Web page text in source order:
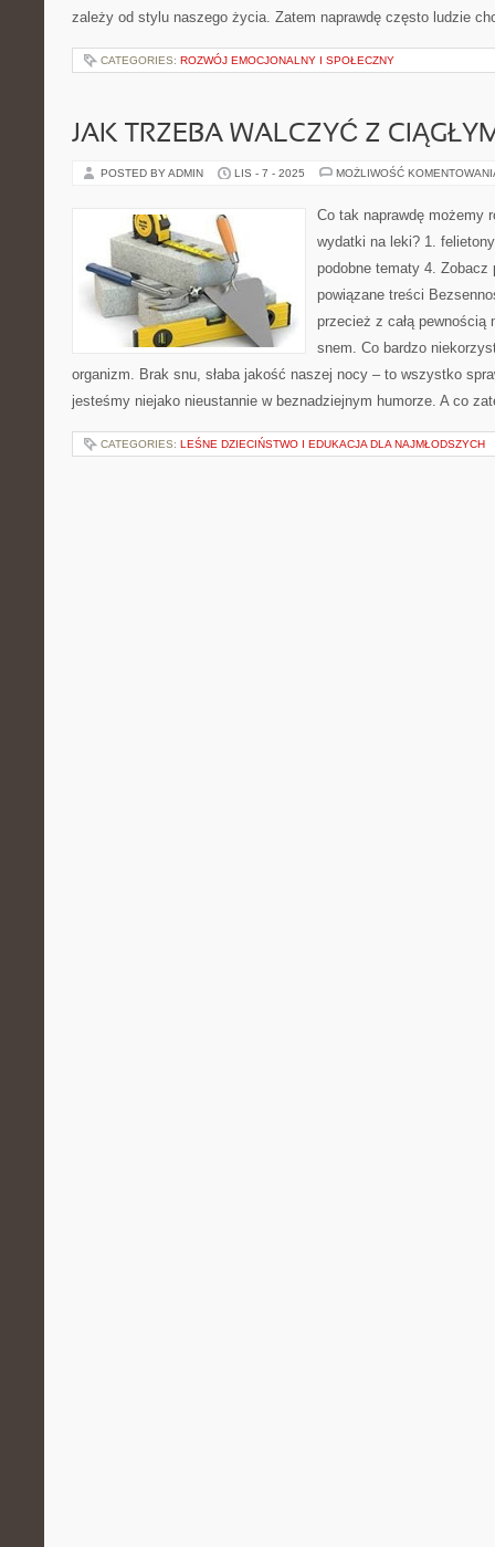
zależy od stylu naszego życia. Zatem naprawdę często ludzie
CATEGORIES: ROZWÓJ EMOCJONALNY I SPOŁECZNY
JAK TRZEBA WALCZYĆ Z
POSTED BY ADMIN LIS - 7 - 2025 MOŻLIWOŚĆ
Co tak naprawdę możemy
wydatki na leki? 1.
podobne tematy 4.
powiązane treści
przecież z całą pewnością
snem. Co bardzo
organizm. Brak snu, słaba jakość naszej nocy – to wszystko
jesteśmy niejako nieustannie w beznadziejnym humorze. A co
CATEGORIES: LEŚNE DZIECIŃSTWO I EDUKACJA DLA NAJMŁODSZYCH